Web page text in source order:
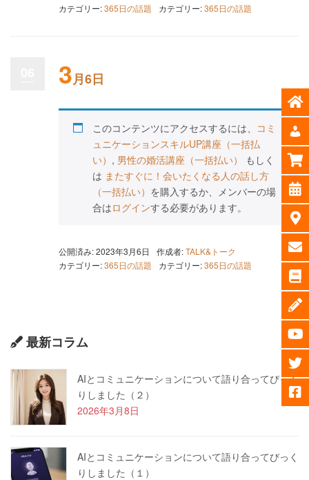
カテゴリー:365日の話題 カテゴリー:365日の話題
3月6日
このコンテンツにアクセスするには、 コミ
ュニケーションスキルUP講座（一括払
い） , 男性の婚活講座（一括払い）
もしく
は またすぐに！会いたくなる人の話し方
（一括払い） を購入するか、メンバーの場
合はログインする必要があります。
公開済み: 2023年3月6日 作成者:TALK&トーク
カテゴリー:365日の話題 カテゴリー:365日の話題
最新コラム
AIとコミュニケーションについて語り合ってびっく
りしました（２）
2026年3月8日
AIとコミュニケーションについて語り合ってびっく
りしました（１）